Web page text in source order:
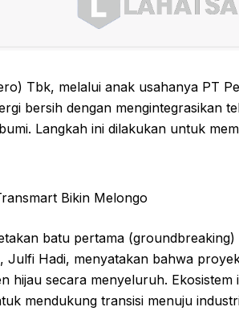
Tbk, melalui anak usahanya PT
bersih dengan mengintegrasikan
Langkah ini dilakukan untuk
Bikin Melongo
batu pertama
Julfi Hadi, menyatakan bahwa
hijau secara menyeluruh.
mendukung transisi menuju